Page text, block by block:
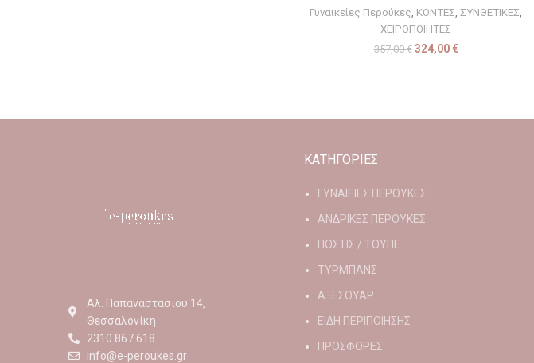
Γυναικείες Περούκες ΚΟΝΤΕΣ ,ΣΥΝΘΕΤΙΚΕΣ
ΧΕΙΡΟΠΟΙΗΤΕΣ
357,00€ 324,00 €
Αλ. Παπαναστασίου 14,
Θεσσαλονίκη
2310 867 618
info@e-peroukes.gr
ΚΑΤΗΓΟΡΙΕΣ
ΓΥΝΑΙΕΙΕΣ ΠΕΡΟΥΚΕΣ
ΑΝΔΡΙΚΕΣ ΠΕΡΟΥΚΕΣ
ΠΟΣΤΙΣ / ΤΟΥΠΕ
ΤΥΡΜΠΑΝΣ
ΑΞΕΣΟΥΑΡ
ΕΙΔΗ ΠΕΡΙΠΟΙΗΣΗΣ
ΠΡΟΣΦΟΡΕΣ